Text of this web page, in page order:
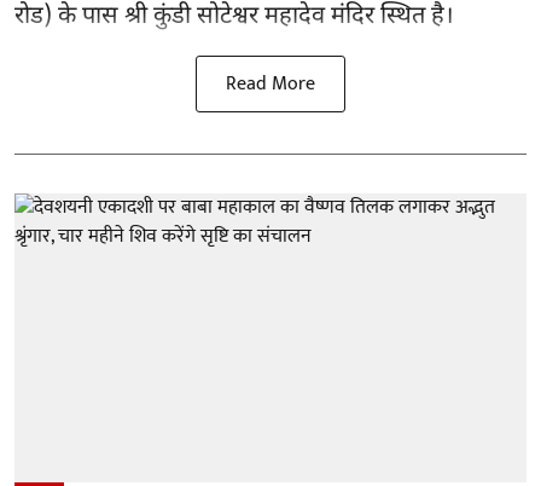
रोड) के पास श्री कुंडी सोटेश्वर महादेव मंदिर स्थित है।
Read More